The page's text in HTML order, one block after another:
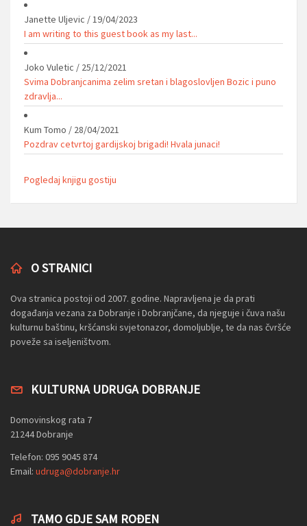
Janette Uljevic /19/04/2023
I am writing to this guest book as my last...
Joko Vuletic / 25/12/2021
Svima Dobranjcanima zelim sretan i blagoslovljen Bozic i puno
zdravlja...
Kum Tomo / 28/04/2021
Pozdrav cetvrtoj gardijskoj brigadi! Hvala junaci!
Pogledaj knjigu gostiju
O STRANICI
Ova stranica postoji od 2007. godine. Napravljena je da prati
događanja vezana za Dobranje i Dobranjčane, da njeguje i čuva našu
kulturnu baštinu, kršćanski svjetonazor, domoljublje, te da nas čvršće
poveže sa iseljeništvom.
KULTURNA UDRUGA DOBRANJE
Domovinskog rata 7
21244 Dobranje
Telefon: 095 9045 874
Email: udruga@dobranje.hr
TAMO GDJE SAM ROĐEN